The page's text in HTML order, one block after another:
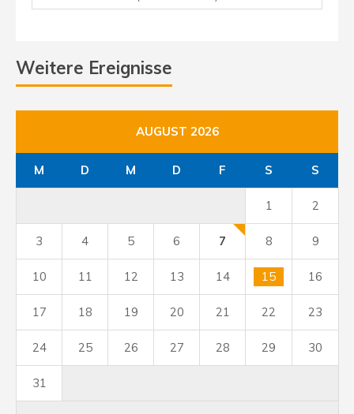
Weitere Ereignisse
AUGUST 2026
M D M D F S S
1 2
3 4 5 6 7 8 9
10 11 12 13 14 15 16
17 18 19 20 21 22 23
24 25 26 27 28 29 30
31